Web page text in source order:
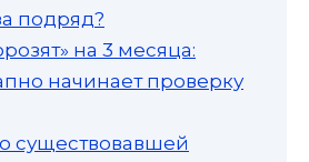
подряд?
на 3 месяца:
начинает проверку
о существовавшей